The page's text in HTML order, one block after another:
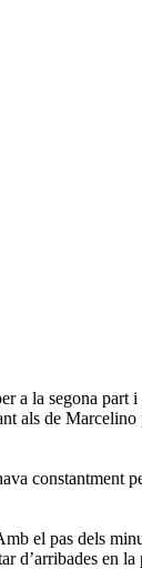
a la segona
als de
constantment
el pas dels
d’arribades en la